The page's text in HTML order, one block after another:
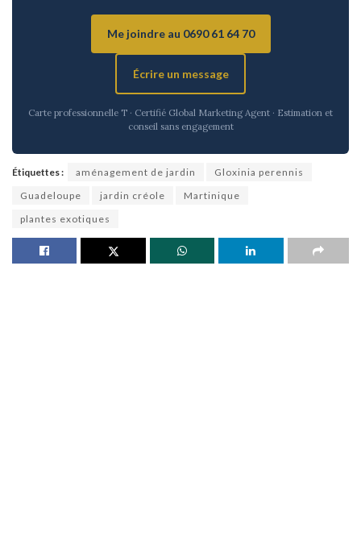
Me joindre au 0690 61 64 70
Écrire un message
Carte professionnelle T · Certifié Global Marketing Agent · Estimation et
conseil sans engagement
Étiquettes : aménagement de jardin
Gloxinia perennis
Guadeloupe
jardin créole
Martinique
plantes exotiques